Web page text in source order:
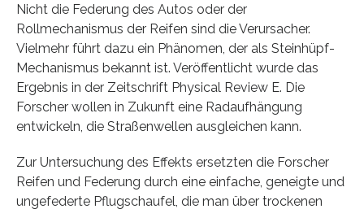
Nicht die Federung des Autos oder der
Rollmechanismus der Reifen sind die Verursacher.
Vielmehr führt dazu ein Phänomen, der als Steinhüpf-
Mechanismus bekannt ist. Veröffentlicht wurde das
Ergebnis in der Zeitschrift Physical Review E. Die
Forscher wollen in Zukunft eine Radaufhängung
entwickeln, die Straßenwellen ausgleichen kann.
Zur Untersuchung des Effekts ersetzten die Forscher
Reifen und Federung durch eine einfache, geneigte und
ungefederte Pflugschaufel, die man über trockenen